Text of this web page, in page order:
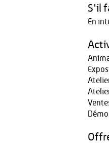
S'il
En